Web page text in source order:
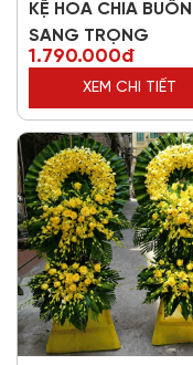
KỆ HOA CHIA BUỒN
SANG TRỌNG
1.790.000đ
XEM CHI TIẾT